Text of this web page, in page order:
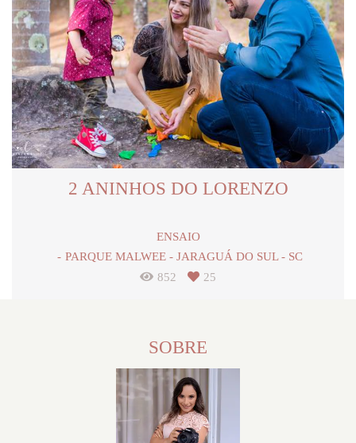
2 ANINHOS DO LORENZO
ENSAIO
PARQUE MALWEE - JARAGUÁ DO SUL - SC
852
25
SOBRE